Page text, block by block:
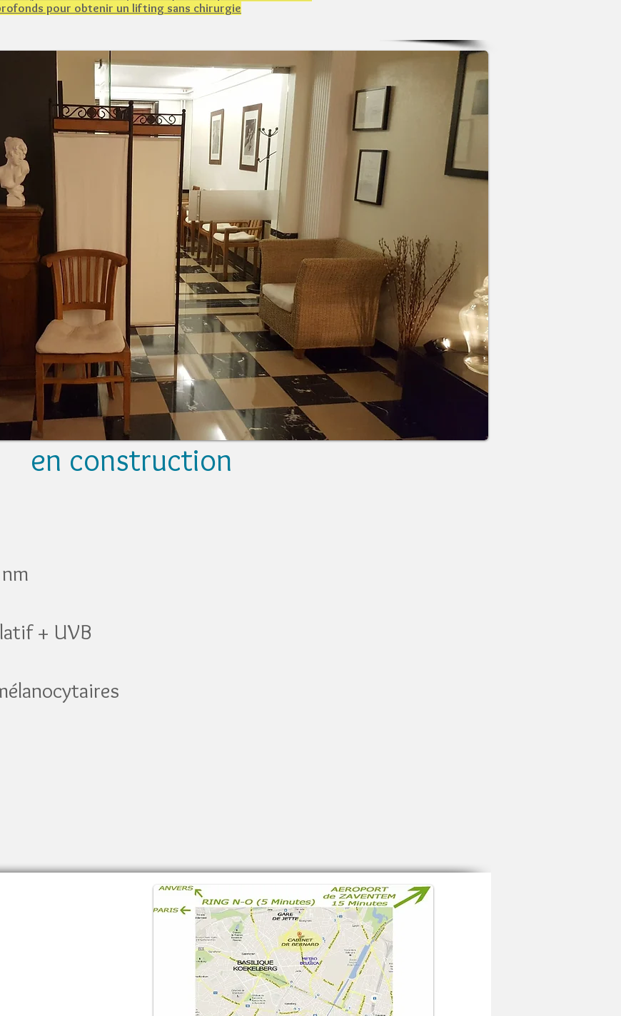
pour obtenir un lifting sans chirurgie
en construction
+ UVB